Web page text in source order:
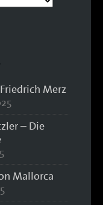
Merz
– Die
Mallorca